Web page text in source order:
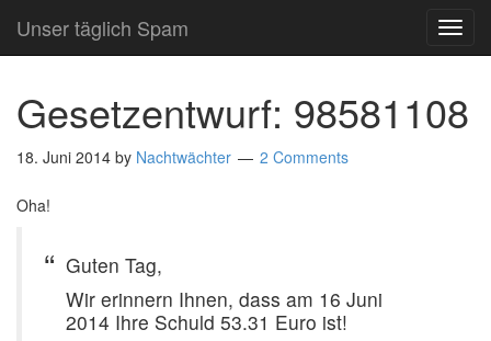
Unser täglich Spam
Gesetzentwurf: 98581108
18. Juni 2014 by Nachtwächter 2 Comments
Oha!
Guten Tag,
Wir erinnern Ihnen, dass am 16 Juni
2014 Ihre Schuld 53.31 Euro ist!